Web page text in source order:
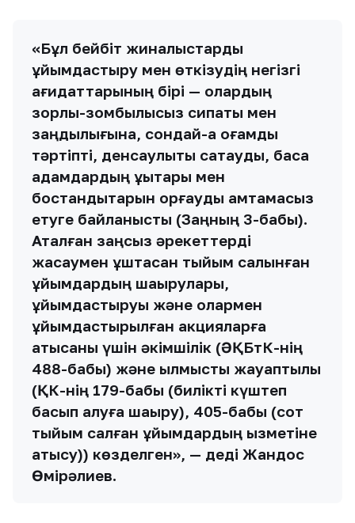
«Бұл бейбіт жиналыстарды
ұйымдастыру мен өткізудің негізгі
қағидаттарының бірі — олардың
зорлық-зомбылықсыз сипаты мен
заңдылығына, сондай-ақ қоғамдық
тәртіпті, денсаулықты сақтауды, басқа
адамдардың құқықтары мен
бостандықтарын қорғауды қамтамасыз
етуге байланысты (Заңның 3-бабы).
Аталған заңсыз әрекеттерді
жасаумен ұштасқан тыйым салынған
ұйымдардың шақырулары,
ұйымдастыруы және олармен
ұйымдастырылған акцияларға
қатысқаны үшін әкімшілік (ӘҚБтК-нің
488-бабы) және қылмыстық жауаптылық
(ҚК-нің 179-бабы (билікті күштеп
басып алуға шақыру), 405-бабы (сот
тыйым салған ұйымдардың қызметіне
қатысу)) көзделген», — деді Жандос
Өмірәлиев.